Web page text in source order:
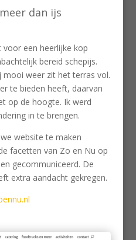
dan ijs
een heerlijke kop
bereid schepijs.
mooi weer zit het terras vol.
te bieden heeft, daarvan
op de hoogte. Ik werd
in te brengen.
website te maken
facetten van Zo en Nu op
gecommuniceerd. De
extra aandacht gekregen.